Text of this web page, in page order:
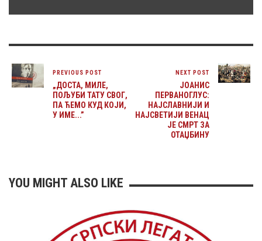
PREVIOUS POST
„ДОСТА, МИЛЕ,
ПОЉУБИ ТАТУ СВОГ,
ПА ЋЕМО КУД КОЈИ,
У ИМЕ...”
NEXT POST
ЈОАНИС
ПЕРВАНОГЛУС:
НАЈСЛАВНИЈИ И
НАЈСВЕТИЈИ ВЕНАЦ
ЈЕ СМРТ ЗА
ОТАЏБИНУ
YOU MIGHT ALSO LIKE